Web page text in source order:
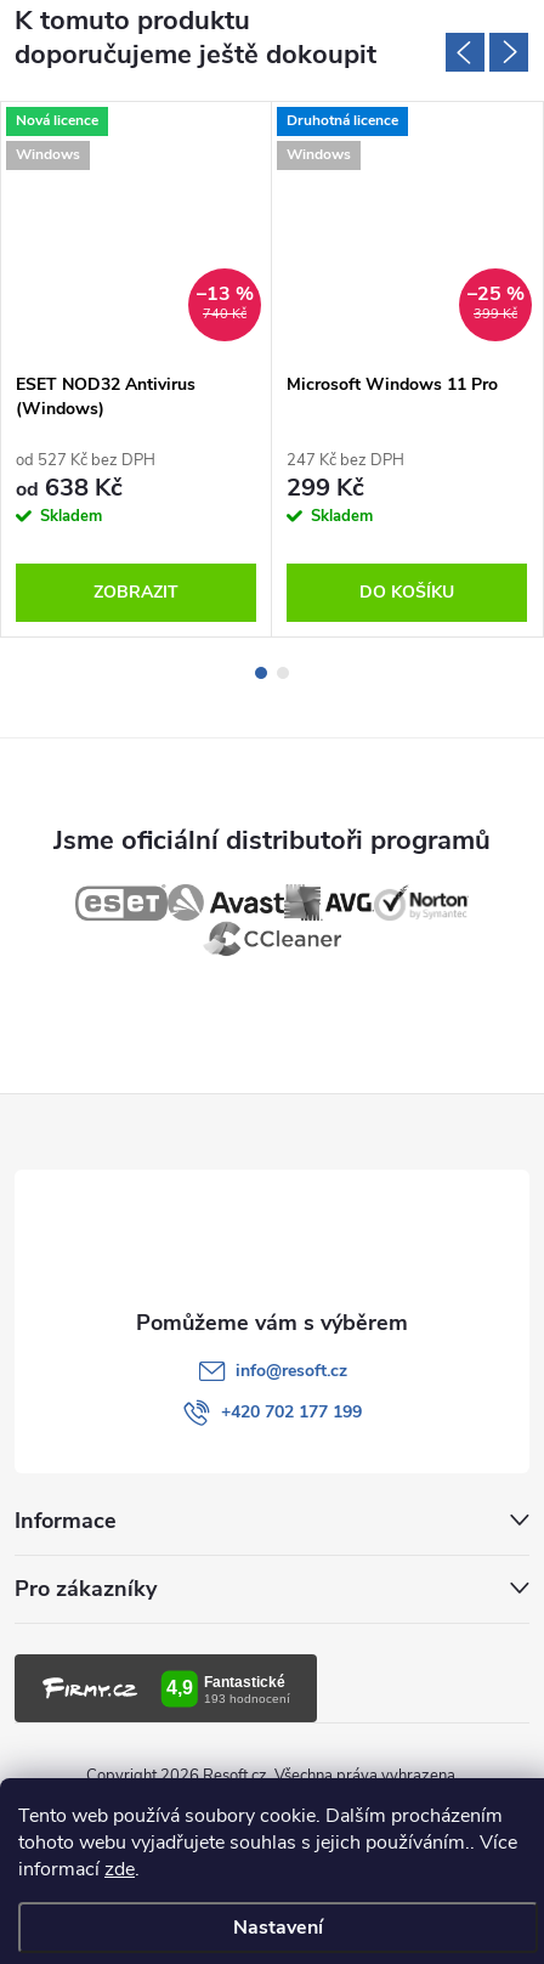
Tento web používá soubory cookie. Dalším procházením
tohoto webu vyjadřujete souhlas s jejich používáním.. Více
informacízde.
Nastavení
K tomuto produktu
doporučujeme ještě dokoupit
Nová licence
Windows
740 Kč
–13 %
ESET NOD32 Antivirus
(Windows)
od 527 Kč bez DPH
od 638 Kč
Skladem
ZOBRAZIT
Druhotná licence
Windows
399 Kč
–25 %
Microsoft Windows 11 Pro
247 Kč bez DPH
299 Kč
Skladem
DO KOŠÍKU
Jsme oficiální distributoři programů
info@resoft.cz
+420 702 177 199
Informace
Pro zákazníky
Vytvořil Shoptet
Copyright 2026Resoft.cz. Všechna práva vyhrazena.